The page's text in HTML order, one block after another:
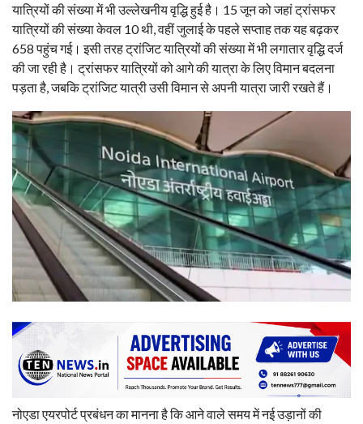
यात्रियों की संख्या में भी उल्लेखनीय वृद्धि हुई है। 15 जून को जहां ट्रांसफर
यात्रियों की संख्या केवल 10 थी, वहीं जुलाई के पहले सप्ताह तक यह बढ़कर
658 पहुंच गई। इसी तरह ट्रांजिट यात्रियों की संख्या में भी लगातार वृद्धि दर्ज
की जा रही है। ट्रांसफर यात्रियों को आगे की यात्रा के लिए विमान बदलना
पड़ता है, जबकि ट्रांजिट यात्री उसी विमान से अपनी यात्रा जारी रखते हैं।
नोएडा एयरपोर्ट प्रबंधन का मानना है कि आने वाले समय में नई उड़ानों की